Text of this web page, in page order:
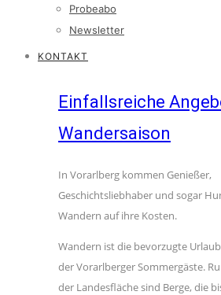
Probeabo
Newsletter
KONTAKT
Einfallsreiche
Wandersaison
In Vorarlberg kommen Genießer,
Geschichtsliebhaber und sogar
Wandern auf ihre Kosten.
Wandern ist die bevorzugte
der Vorarlberger Sommergäste.
der Landesfläche sind Berge, die